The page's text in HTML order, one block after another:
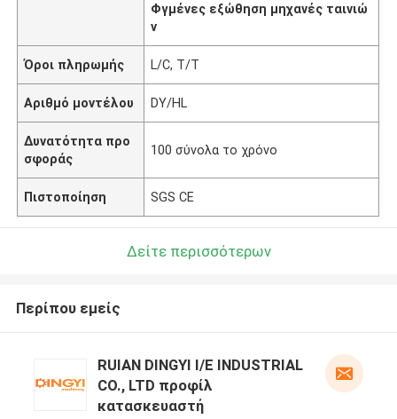
Φγμένες εξώθηση μηχανές ταινιώ
ν
Όροι πληρωμής L/C, T/T
Αριθμό μοντέλου DY/HL
Δυνατότητα προ
σφοράς
100 σύνολα το χρόνο
Πιστοποίηση SGS CE
Δείτε περισσότερων
Περίπου εμείς
RUIAN DINGYI I/E INDUSTRIAL
CO., LTD προφίλ
κατασκευαστή